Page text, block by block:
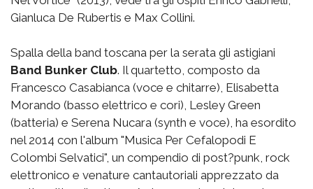
Gianluca De Rubertis e Max Collini.
Spalla della band toscana per la serata gli astigiani
Band Bunker Club. Il quartetto, composto da
Francesco Casabianca (voce e chitarre), Elisabetta
Morando (basso elettrico e cori), Lesley Green
(batteria) e Serena Nucara (synth e voce), ha esordito
nel 2014 con l'album "Musica Per Cefalopodi E
Colombi Selvatici", un compendio di post?punk, rock
elettronico e venature cantautoriali apprezzato da